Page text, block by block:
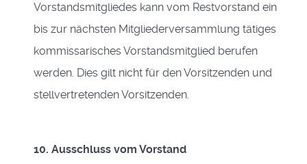
Vorstandsmitgliedes kann vom Restvorstand ein
bis zur nächsten Mitgliederversammlung tätiges
kommissarisches Vorstandsmitglied berufen
werden. Dies gilt nicht für den Vorsitzenden und
stellvertretenden Vorsitzenden.
10. Ausschluss vom Vorstand